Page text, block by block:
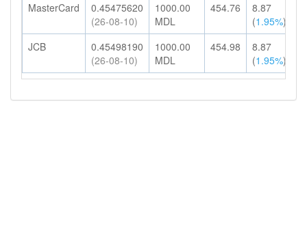
MasterCard
0.45475620
(26-08-10)
1000.00
MDL
454.76
8.87
(1.95%)
JCB
0.45498190
(26-08-10)
1000.00
MDL
454.98
8.87
(1.95%)